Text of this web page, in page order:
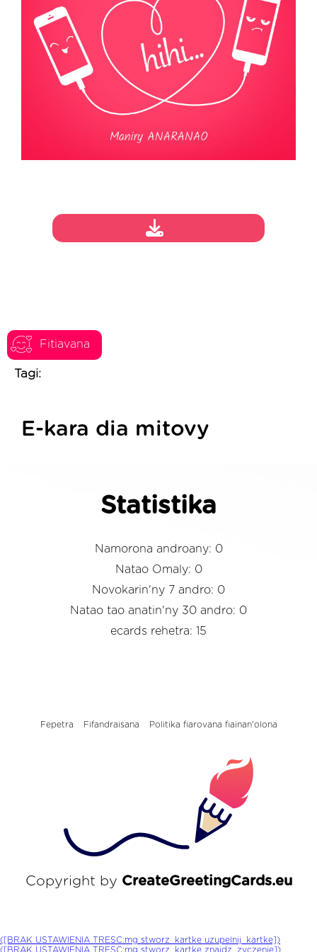
Fitiavana
Tagi:
E-kara dia mitovy
Statistika
Namorona androany: 0
Natao Omaly: 0
Novokarin'ny 7 andro: 0
Natao tao anatin'ny 30 andro: 0
ecards rehetra: 15
Fepetra Fifandraisana Politika fiarovana fiainan'olona
Copyright by CreateGreetingCards.eu
([BRAK USTAWIENIA TRESC:mg stworz_kartke uzupelnij_kartke])
([BRAK USTAWIENIA TRESC:mg stworz_kartke znajdz_zyczenie])